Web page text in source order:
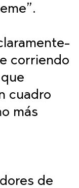
corriendo
cuadro
más